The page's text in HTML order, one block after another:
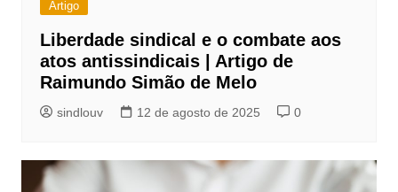
Artigo
Liberdade sindical e o combate aos
atos antissindicais | Artigo de
Raimundo Simão de Melo
sindlouv 12 de agosto de 2025 0